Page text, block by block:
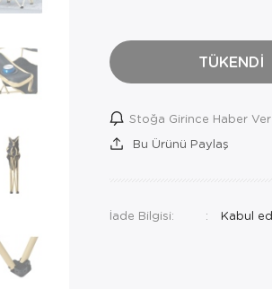
TÜKENDİ
Stoğa Girince Haber Ver
Bu Ürünü Paylaş
İade Bilgisi: